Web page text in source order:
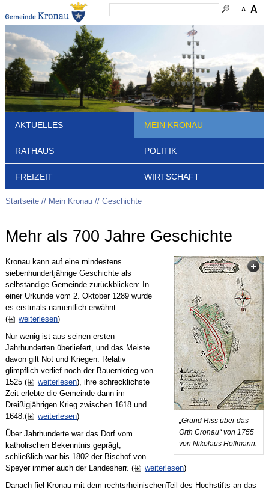
A A
AKTUELLES MEIN KRONAU
RATHAUS POLITIK
FREIZEIT WIRTSCHAFT
Startseite Mein Kronau Geschichte
Mehr als 700 Jahre Geschichte
„Grund Riss über das
Orth Cronau“ von 1755
von Nikolaus Hoffmann.
Kronau kann auf eine mindestens
siebenhundertjährige Geschichte als
selbständige Gemeinde zurückblicken: In
einer Urkunde vom 2. Oktober 1289 wurde
es erstmals namentlich erwähnt.
(
weiterlesen)
Nur wenig ist aus seinen ersten
Jahrhunderten überliefert, und das Meiste
davon gilt Not und Kriegen. Relativ
glimpflich verlief noch der Bauernkrieg von
1525 (
weiterlesen), ihre schrecklichste
Zeit erlebte die Gemeinde dann im
Dreißigjährigen Krieg zwischen 1618 und
1648.(
weiterlesen)
Über Jahrhunderte war das Dorf vom
katholischen Bekenntnis geprägt,
schließlich war bis 1802 der Bischof von
Speyer immer auch der Landesherr. (
weiterlesen)
Danach fiel Kronau mit dem rechtsrheinischenTeil des Hochstifts an das